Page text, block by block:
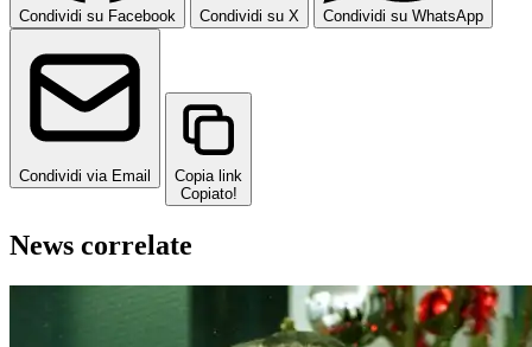
Condividi su Facebook Condividi su X Condividi su WhatsApp
Condividi via Email
Copia link
Copiato!
News correlate